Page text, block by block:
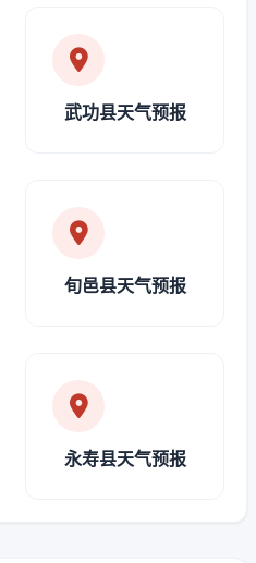
武功县天气预报
旬邑县天气预报
永寿县天气预报